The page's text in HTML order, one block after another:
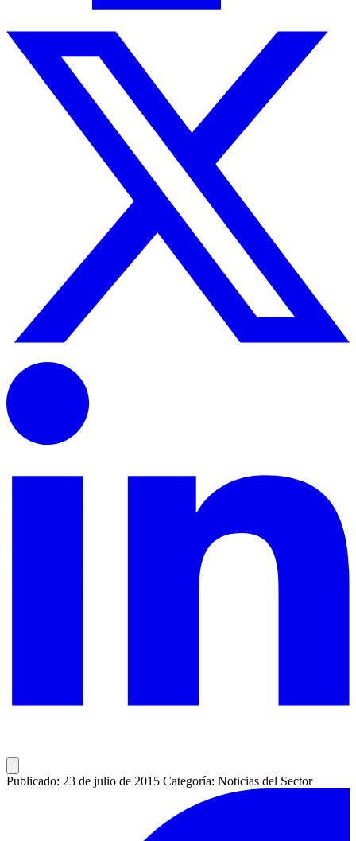
Publicado: 23 de julio de 2015 Categoría: Noticias del Sector